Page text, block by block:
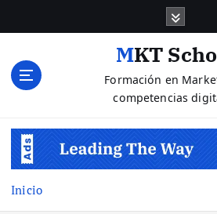
MKT
Formación en
competencias
Inicio